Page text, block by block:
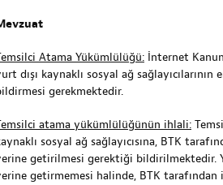
Atama Yükümlülüğü:İnternet
dışı kaynaklı sosyal ağ
gerekmektedir.
atama yükümlülüğünün ihlali:
sosyal ağ sağlayıcısına, BTK
getirilmesi gerektiği bildirilmektedir.
getirmemesi halinde, BTK